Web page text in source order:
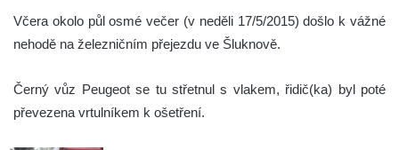
Včera okolo půl osmé večer (v neděli 17/5/2015) došlo k vážné
nehodě na železničním přejezdu ve Šluknově.
Černý vůz Peugeot se tu střetnul s vlakem, řidič(ka) byl poté
převezena vrtulníkem k ošetření.